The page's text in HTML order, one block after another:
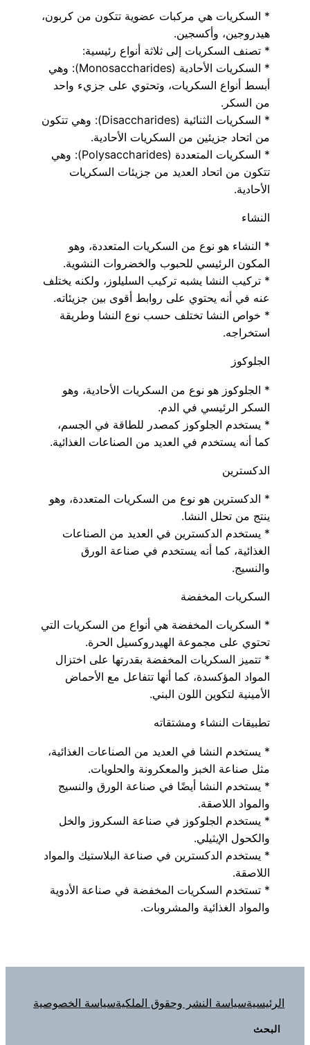
* السكريات هي مركبات عضوية تتكون من كربون،
هيدروجين، وأكسجين.
* تصنف السكريات إلى ثلاثة أنواع رئيسية:
* السكريات الأحادية (Monosaccharides): وهي
أبسط أنواع السكريات، وتحتوي على جزيء واحد
من السكر.
* السكريات الثنائية (Disaccharides): وهي تتكون
من اتحاد جزيئين من السكريات الأحادية.
* السكريات المتعددة (Polysaccharides): وهي
تتكون من اتحاد العديد من جزيئات السكريات
الأحادية.
النشاء
* النشاء هو نوع من السكريات المتعددة، وهو
المكون الرئيسي للحبوب والخضروات النشوية.
* تركيب النشا يشبه تركيب السليلوز، ولكنه يختلف
عنه في أنه يحتوي على روابط أقوى بين جزيئاته.
* خواص النشا تختلف حسب نوع النشا وطريقة
استخراجه.
الجلوكوز
* الجلوكوز هو نوع من السكريات الأحادية، وهو
السكر الرئيسي في الدم.
* يستخدم الجلوكوز كمصدر للطاقة في الجسم،
كما أنه يستخدم في العديد من الصناعات الغذائية.
الدكسترين
* الدكسترين هو نوع من السكريات المتعددة، وهو
ينتج من تحلل النشا.
* يستخدم الدكسترين في العديد من الصناعات
الغذائية، كما أنه يستخدم في صناعة الورق
والنسيج.
السكريات المخفضة
* السكريات المخفضة هي أنواع من السكريات التي
تحتوي على مجموعة الهيدروكسيل الحرة.
* تتميز السكريات المخفضة بقدرتها على اختزال
المواد المؤكسدة، كما أنها تتفاعل مع الأحماض
الأمينية لتكوين اللون البني.
تطبيقات النشاء ومشتقاته
* يستخدم النشا في العديد من الصناعات الغذائية،
مثل صناعة الخبز والمعكرونة والحلويات.
* يستخدم النشا أيضًا في صناعة الورق والنسيج
والمواد اللاصقة.
* يستخدم الجلوكوز في صناعة السكروز والخل
والكحول الإيثيلي.
* يستخدم الدكسترين في صناعة البلاستيك والمواد
اللاصقة.
* تستخدم السكريات المخفضة في صناعة الأدوية
والمواد الغذائية والمشروبات.
الرئيسيةسياسة النشر وحقوق الملكيةسياسة الخصوصية
البحث